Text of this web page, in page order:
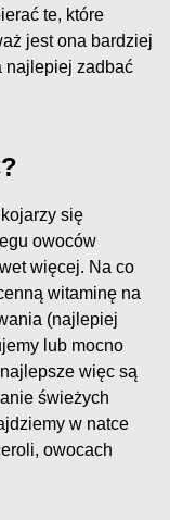
te, które
jest ona bardziej
najlepiej zadbać
się
owoców
więcej. Na co
witaminę na
(najlepiej
lub mocno
więc są
świeżych
w natce
owocach